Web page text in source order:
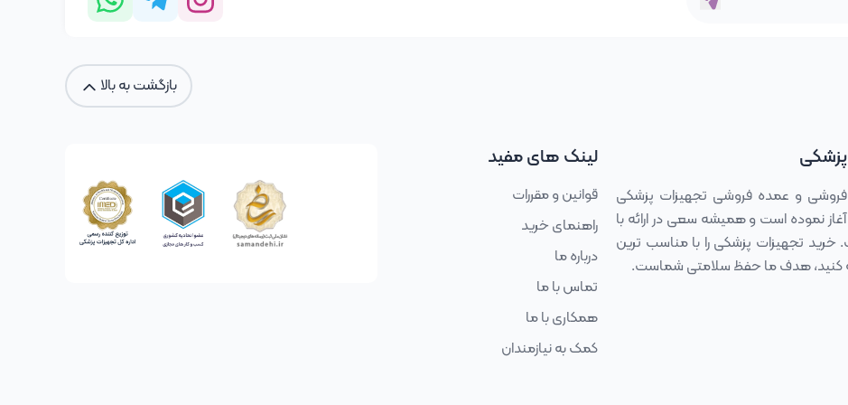
بازگشت به بالا
پزشکی
و عمده فروشی تجهیزات پزشکی
فعالیت دارد. این مجموعه فعالیت خود را درسال ۱۳۹۳ آغاز نموده است و همیشه سعی در ارائه با
تجهیزات پزشکی را با مناسب ترین
کنید، هدف ما حفظ سلامتی شماست.
لینک های مفید
قوانین و مقررات
راهنمای خرید
درباره ما
تماس با ما
همکاری با ما
کمک به نیازمندان